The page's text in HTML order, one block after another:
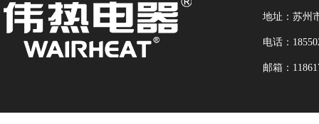
地址：苏州
电话：
邮箱：